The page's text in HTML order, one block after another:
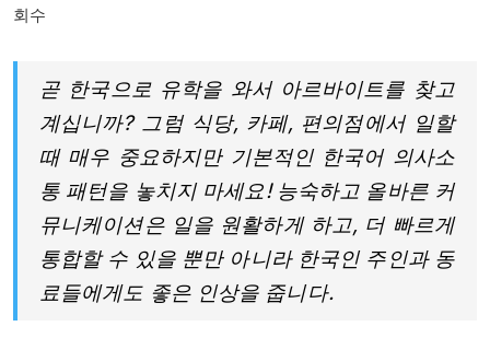
회수
곧 한국으로 유학을 와서 아르바이트를 찾고
계십니까? 그럼 식당, 카페, 편의점에서 일할
때 매우 중요하지만 기본적인 한국어 의사소
통 패턴을 놓치지 마세요! 능숙하고 올바른 커
뮤니케이션은 일을 원활하게 하고, 더 빠르게
통합할 수 있을 뿐만 아니라 한국인 주인과 동
료들에게도 좋은 인상을 줍니다.